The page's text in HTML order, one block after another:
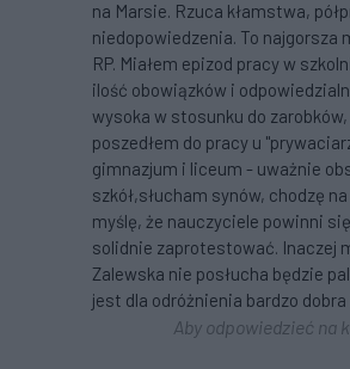
na Marsie. Rzuca kłamstwa,
niedopowiedzenia. To
RP. Miałem epizod pracy w
ilość obowiązków i
wysoka w stosunku do
poszedłem do pracy u
gimnazjum i liceum - uważnie
szkół,słucham synów, chodzę
myślę, że nauczyciele powinni
solidnie zaprotestować. Inaczej
Zalewska nie posłucha będzie
jest dla odróżnienia bardzo
Aby odpowiedzieć na